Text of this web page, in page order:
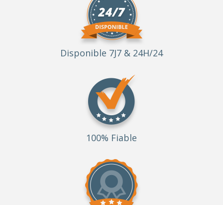
Disponible 7J7 & 24H/24
100% Fiable